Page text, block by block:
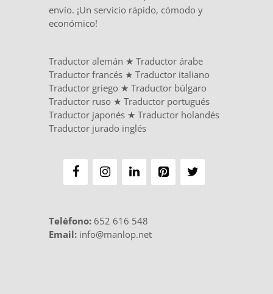
envío. ¡Un servicio rápido, cómodo y
económico!
Traductor alemán ★ Traductor árabe
Traductor francés ★ Traductor italiano
Traductor griego ★ Traductor búlgaro
Traductor ruso ★ Traductor portugués
Traductor japonés ★ Traductor holandés
Traductor jurado inglés
Teléfono: 652 616 548
Email: info@manlop.net